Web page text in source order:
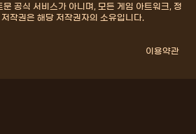
공식 서비스가 아니며, 모든 게임 아트워크, 정
작권은 해당 저작권자의 소유입니다.
이용약관